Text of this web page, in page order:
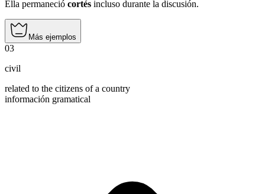
Ella permaneció cortés incluso durante la discusión.
Más ejemplos
03
civil
related to the citizens of a country
información gramatical